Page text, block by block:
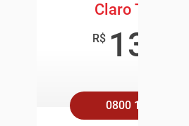
Claro TV+
R$ 139
0800 158 4545